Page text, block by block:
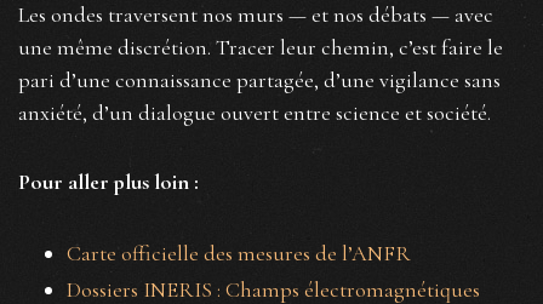
Les ondes traversent nos murs — et nos débats — avec
une même discrétion. Tracer leur chemin, c’est faire le
pari d’une connaissance partagée, d’une vigilance sans
anxiété, d’un dialogue ouvert entre science et société.
Pour aller plus loin :
Carte officielle des mesures de l’ANFR
Dossiers INERIS : Champs électromagnétiques